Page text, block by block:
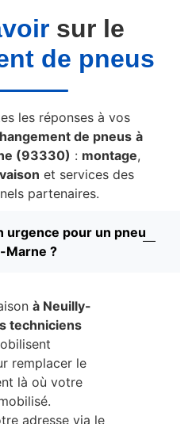
sur le
de pneus
les réponses à vos
de pneus à
(93330) : montage,
et services des
partenaires.
urgence pour un pneu
Marne ?
à Neuilly-
techniciens
remplacer le
là où votre
adresse via le